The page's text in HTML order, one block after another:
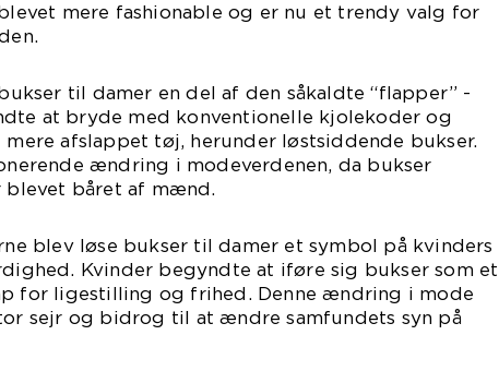
mere fashionable og er nu et trendy valg for
til damer en del af den såkaldte “flapper” -
at bryde med konventionelle kjolekoder og
afslappet tøj, herunder løstsiddende bukser.
ændring i modeverdenen, da bukser
båret af mænd.
blev løse bukser til damer et symbol på kvinders
Kvinder begyndte at iføre sig bukser som et
for ligestilling og frihed. Denne ændring i mode
sejr og bidrog til at ændre samfundets syn på